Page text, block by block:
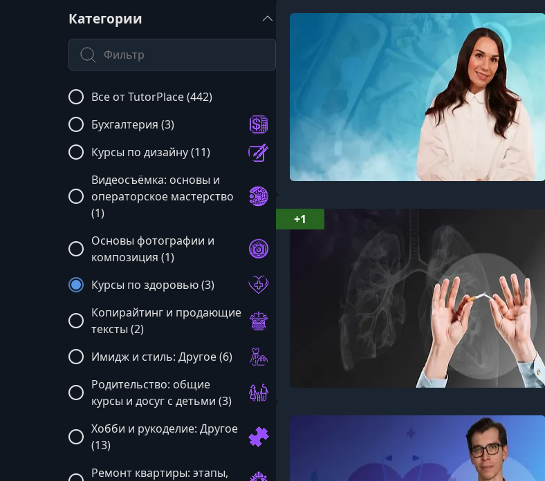
Категории
Поиск по категории
Все от TutorPlace (442)
Бухгалтерия (3)
Курсы по дизайну (11)
Видеосъёмка: основы и
операторское мастерство
(1)
Основы фотографии и
композиция (1)
Курсы по здоровью (3)
Копирайтинг и продающие
тексты (2)
Имидж и стиль: Другое (6)
Родительство: общие
курсы и досуг с детьми (3)
Хобби и рукоделие: Другое
(13)
Ремонт квартиры: этапы,
+1